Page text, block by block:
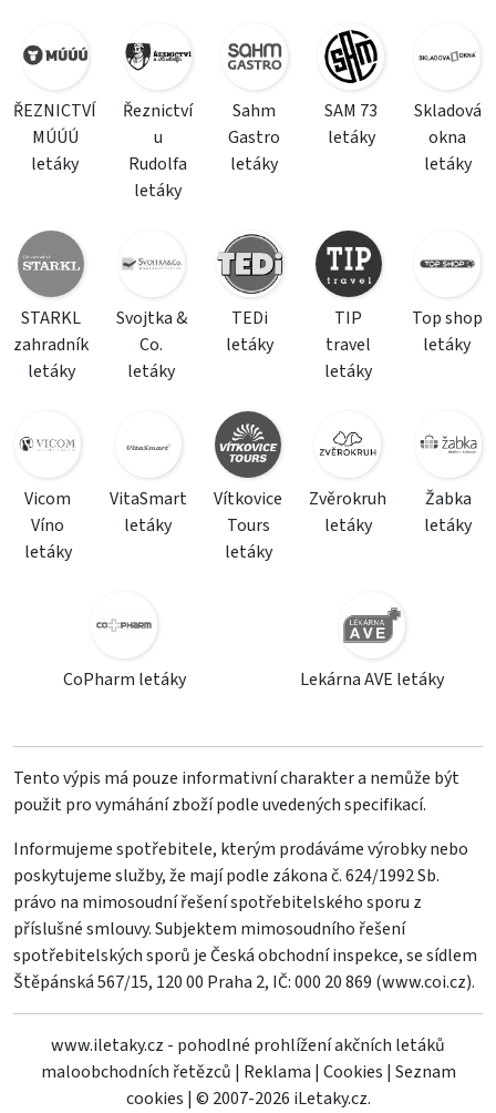
ŘEZNICTVÍ
MÚÚÚ
letáky
Řeznictví
u
Rudolfa
letáky
Sahm
Gastro
letáky
SAM 73
letáky
Skladová
okna
letáky
STARKL
zahradník
letáky
Svojtka &
Co.
letáky
TEDi
letáky
TIP
travel
letáky
Top shop
letáky
Vicom
Víno
letáky
VitaSmart
letáky
Vítkovice
Tours
letáky
Zvěrokruh
letáky
Žabka
letáky
CoPharm letáky Lekárna AVE letáky
Tento výpis má pouze informativní charakter a nemůže být
použit pro vymáhání zboží podle uvedených specifikací.
Informujeme spotřebitele, kterým prodáváme výrobky nebo
poskytujeme služby, že mají podle zákona č. 624/1992 Sb.
právo na mimosoudní řešení spotřebitelského sporu z
příslušné smlouvy. Subjektem mimosoudního řešení
spotřebitelských sporů je Česká obchodní inspekce, se sídlem
Štěpánská 567/15, 120 00 Praha 2, IČ: 000 20 869 (www.coi.cz).
www.iletaky.cz - pohodlné prohlížení akčních letáků
maloobchodních řetězců | Reklama | Cookies | Seznam
cookies | © 2007-2026 iLetaky.cz.